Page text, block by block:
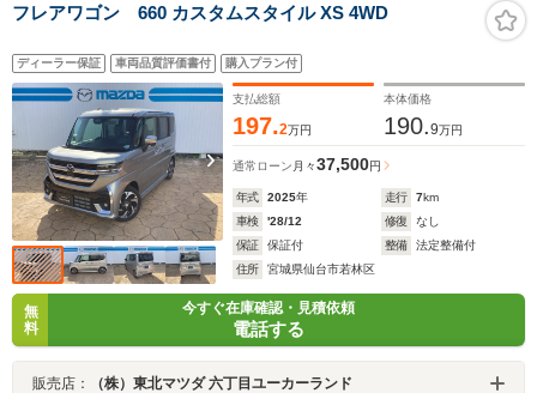
フレアワゴン 660 カスタムスタイル XS 4WD
ディーラー保証 車両品質評価書付 購入プラン付
支払総額
197.2万円
本体価格
190.9万円
通常ローン 月々37,500円
年式 2025年 走行 7km
車検
'28/12 修復
なし
保証
保証付 整備
法定整備付
住所
宮城県仙台市若林区
無
料
今すぐ在庫確認・見積依頼
電話する
販売店： （株）東北マツダ 六丁目ユーカーランド